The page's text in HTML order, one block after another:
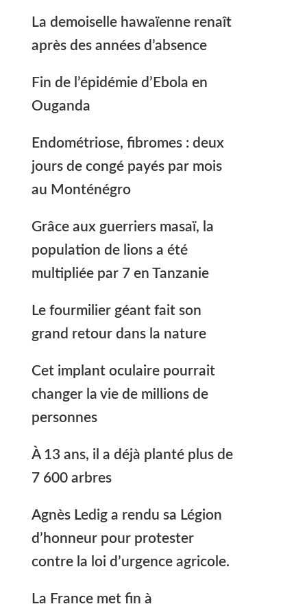
La demoiselle hawaïenne renaît
après des années d’absence
Fin de l’épidémie d’Ebola en
Ouganda
Endométriose, fibromes : deux
jours de congé payés par mois
au Monténégro
Grâce aux guerriers masaï, la
population de lions a été
multipliée par 7 en Tanzanie
Le fourmilier géant fait son
grand retour dans la nature
Cet implant oculaire pourrait
changer la vie de millions de
personnes
À 13 ans, il a déjà planté plus de
7 600 arbres
Agnès Ledig a rendu sa Légion
d’honneur pour protester
contre la loi d’urgence agricole.
La France met fin à